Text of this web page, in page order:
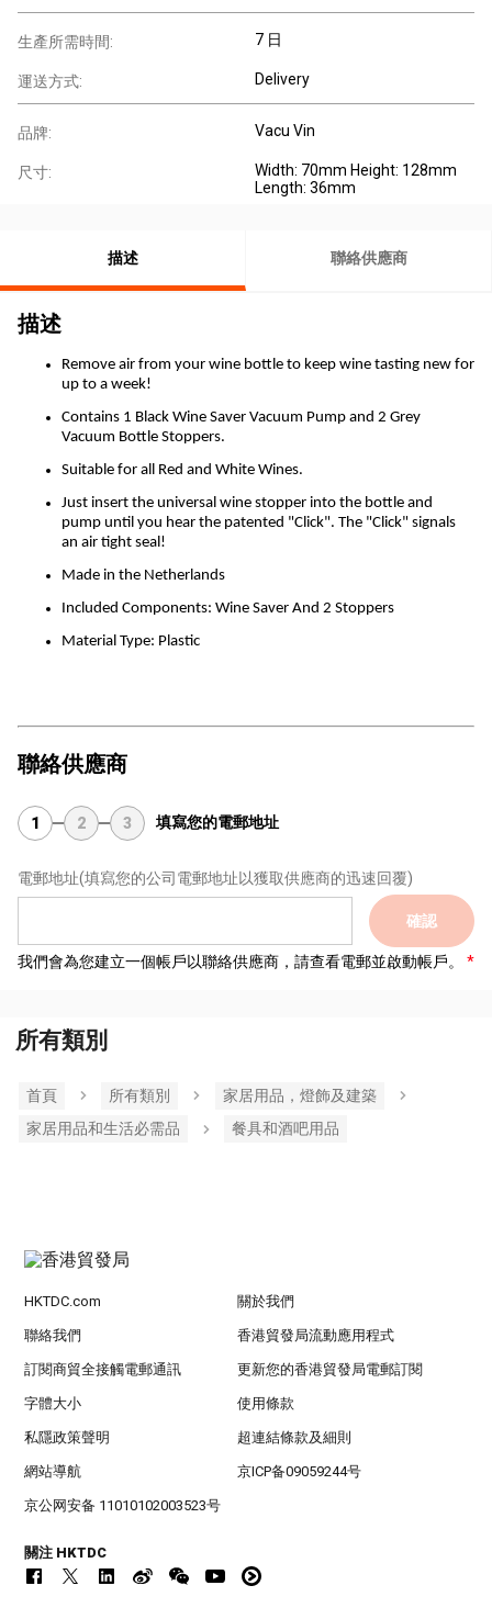
生產所需時間: 7 日
運送方式: Delivery
品牌: Vacu Vin
尺寸:
Width: 70mm Height: 128mm
Length: 36mm
描述 聯絡供應商
描述
Remove air from your wine bottle to keep wine tasting new for
up to a week!
Contains 1 Black Wine Saver Vacuum Pump and 2 Grey
Vacuum Bottle Stoppers.
Suitable for all Red and White Wines.
Just insert the universal wine stopper into the bottle and
pump until you hear the patented "Click". The "Click" signals
an air tight seal!
Made in the Netherlands
Included Components: Wine Saver And 2 Stoppers
Material Type: Plastic
聯絡供應商
1 2 3 填寫您的電郵地址
電郵地址(填寫您的公司電郵地址以獲取供應商的迅速回覆)
確認
我們會為您建立一個帳戶以聯絡供應商，請查看電郵並啟動帳戶。
所有類別
首頁 所有類別
家居用品，燈飾及建築
家居用品和生活必需品
餐具和酒吧用品
HKTDC.com 關於我們
聯絡我們 香港貿發局流動應用程式
訂閱商貿全接觸電郵通訊 更新您的香港貿發局電郵訂閱
字體大小 使用條款
私隱政策聲明 超連結條款及細則
網站導航 京ICP备09059244号
京公网安备 11010102003523号
關注 HKTDC